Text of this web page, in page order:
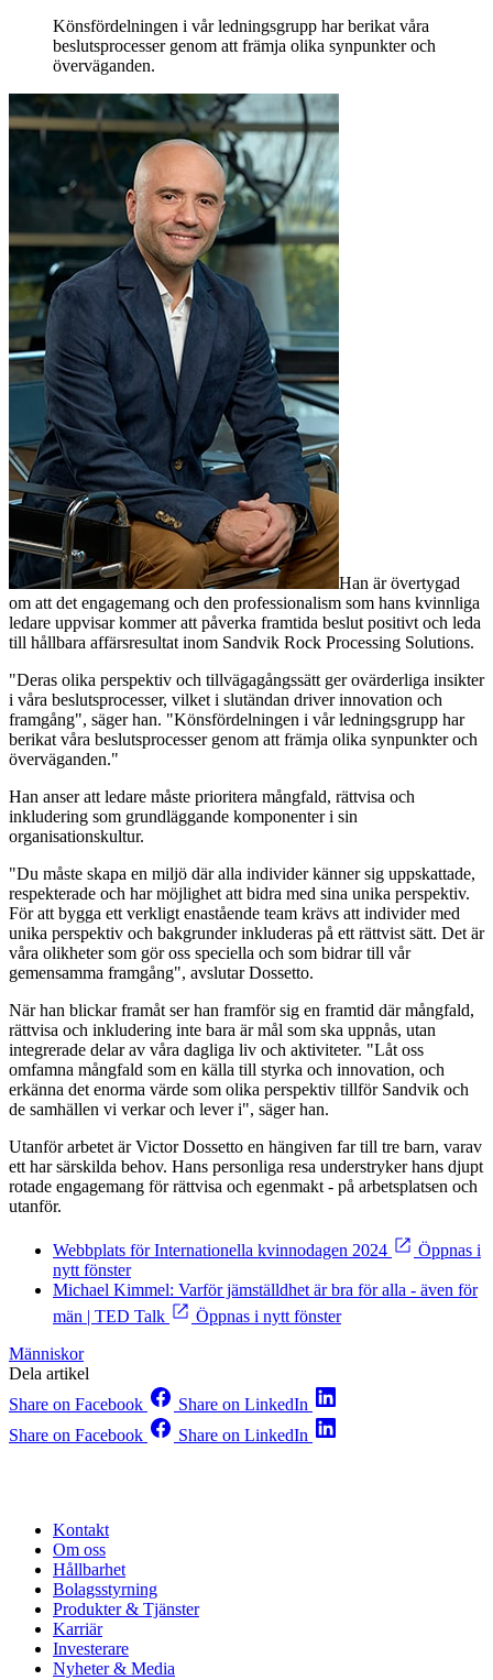
Könsfördelningen i vår ledningsgrupp har berikat våra
beslutsprocesser genom att främja olika synpunkter och
överväganden.
Han är övertygad
om att det engagemang och den professionalism som hans kvinnliga
ledare uppvisar kommer att påverka framtida beslut positivt och leda
till hållbara affärsresultat inom Sandvik Rock Processing Solutions.
"Deras olika perspektiv och tillvägagångssätt ger ovärderliga insikter
i våra beslutsprocesser, vilket i slutändan driver innovation och
framgång", säger han. "Könsfördelningen i vår ledningsgrupp har
berikat våra beslutsprocesser genom att främja olika synpunkter och
överväganden."
Han anser att ledare måste prioritera mångfald, rättvisa och
inkludering som grundläggande komponenter i sin
organisationskultur.
"Du måste skapa en miljö där alla individer känner sig uppskattade,
respekterade och har möjlighet att bidra med sina unika perspektiv.
För att bygga ett verkligt enastående team krävs att individer med
unika perspektiv och bakgrunder inkluderas på ett rättvist sätt. Det är
våra olikheter som gör oss speciella och som bidrar till vår
gemensamma framgång", avslutar Dossetto.
När han blickar framåt ser han framför sig en framtid där mångfald,
rättvisa och inkludering inte bara är mål som ska uppnås, utan
integrerade delar av våra dagliga liv och aktiviteter. "Låt oss
omfamna mångfald som en källa till styrka och innovation, och
erkänna det enorma värde som olika perspektiv tillför Sandvik och
de samhällen vi verkar och lever i", säger han.
Utanför arbetet är Victor Dossetto en hängiven far till tre barn, varav
ett har särskilda behov. Hans personliga resa understryker hans djupt
rotade engagemang för rättvisa och egenmakt - på arbetsplatsen och
utanför.
Webbplats för Internationella kvinnodagen 2024
Öppnas i
nytt fönster
Michael Kimmel: Varför jämställdhet är bra för alla - även för
män | TED Talk
Öppnas i nytt fönster
Människor
Dela artikel
Share on Facebook
Share on LinkedIn
Share on Facebook
Share on LinkedIn
Kontakt
Om oss
Hållbarhet
Bolagsstyrning
Produkter & Tjänster
Karriär
Investerare
Nyheter & Media